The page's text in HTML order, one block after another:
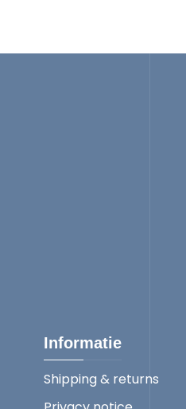
Informatie
Shipping & returns